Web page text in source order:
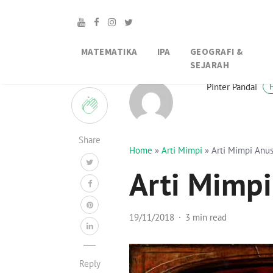
MATEMATIKA IPA
GEOGRAFI &
SEJARAH
Share
Reply
Pinter Pandai
Home » Arti Mimpi » Arti Mimpi Anus
Arti
19/11/2018 3 min read